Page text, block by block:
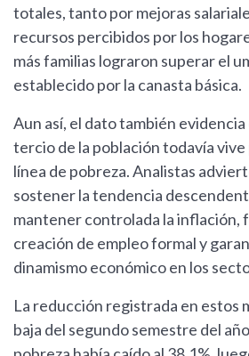
totales, tanto por mejoras
recursos percibidos por los
más familias lograron superar el
establecido por la canasta básica.
Aun así, el dato también
tercio de la población todavía vive
línea de pobreza. Analistas
sostener la tendencia
mantener controlada la inflación,
creación de empleo formal y
dinamismo económico en los
La reducción registrada en estos
baja del segundo semestre del